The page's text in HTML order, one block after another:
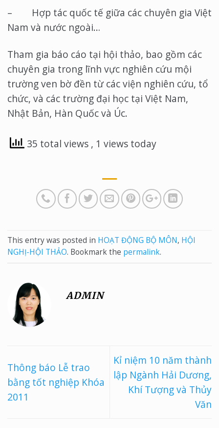
– Hợp tác quốc tế giữa các chuyên gia Việt
Nam và nước ngoài…
Tham gia báo cáo tại hội thảo, bao gồm các
chuyên gia trong lĩnh vực nghiên cứu mội
trường ven bờ đền từ các viện nghiên cứu, tổ
chức, và các trường đại học tại Việt Nam,
Nhật Bản, Hàn Quốc và Úc.
35 total views , 1 views today
This entry was posted in HOẠT ĐỘNG BỘ MÔN, HỘI
NGHỊ-HỘI THẢO. Bookmark the permalink.
ADMIN
Thông báo Lễ trao
bằng tốt nghiệp Khóa
2011
Kỉ niệm 10 năm thành
lập Ngành Hải Dương,
Khí Tượng và Thủy
Văn